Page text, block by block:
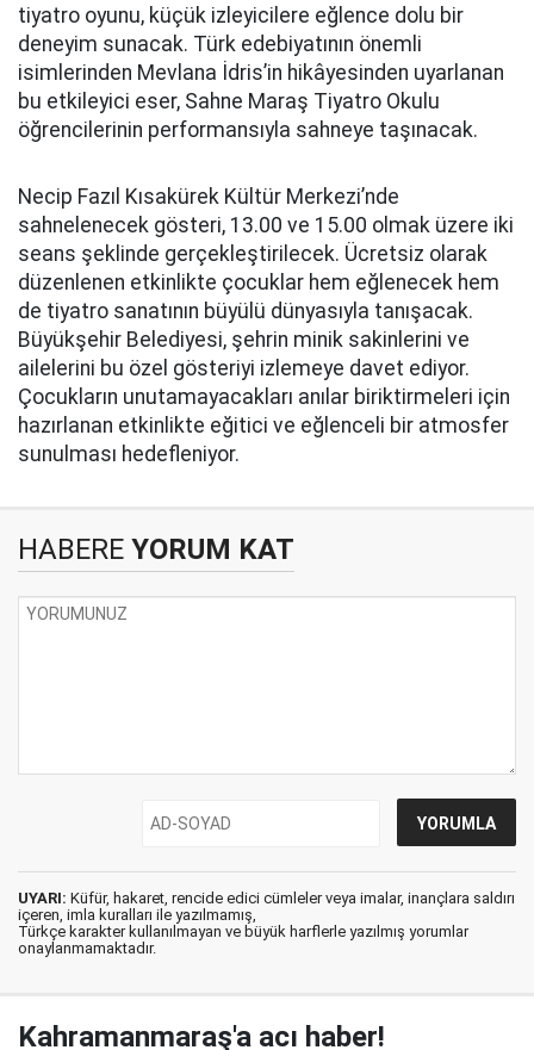
tiyatro oyunu, küçük izleyicilere eğlence dolu bir
deneyim sunacak. Türk edebiyatının önemli
isimlerinden Mevlana İdris’in hikâyesinden uyarlanan
bu etkileyici eser, Sahne Maraş Tiyatro Okulu
öğrencilerinin performansıyla sahneye taşınacak.
Necip Fazıl Kısakürek Kültür Merkezi’nde
sahnelenecek gösteri, 13.00 ve 15.00 olmak üzere iki
seans şeklinde gerçekleştirilecek. Ücretsiz olarak
düzenlenen etkinlikte çocuklar hem eğlenecek hem
de tiyatro sanatının büyülü dünyasıyla tanışacak.
Büyükşehir Belediyesi, şehrin minik sakinlerini ve
ailelerini bu özel gösteriyi izlemeye davet ediyor.
Çocukların unutamayacakları anılar biriktirmeleri için
hazırlanan etkinlikte eğitici ve eğlenceli bir atmosfer
sunulması hedefleniyor.
HABERE YORUM KAT
UYARI: Küfür, hakaret, rencide edici cümleler veya imalar, inançlara saldırı
içeren, imla kuralları ile yazılmamış,
Türkçe karakter kullanılmayan ve büyük harflerle yazılmış yorumlar
onaylanmamaktadır.
Kahramanmaraş'a acı haber!